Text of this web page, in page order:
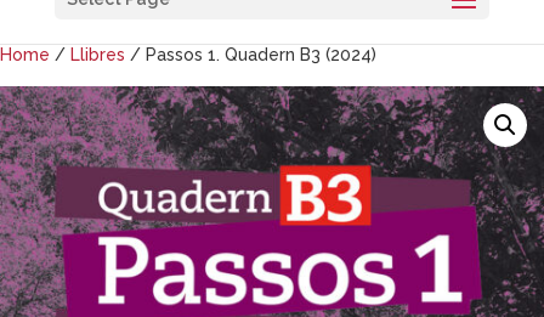
Home / Llibres / Passos 1. Quadern B3 (2024)